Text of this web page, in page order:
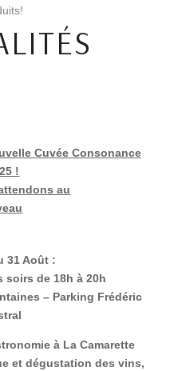
Cuvée Consonance
!
au
31 Août :
soirs de 18h à 20h
– Parking Frédéric
à La Camarette
et dégustation des vins,